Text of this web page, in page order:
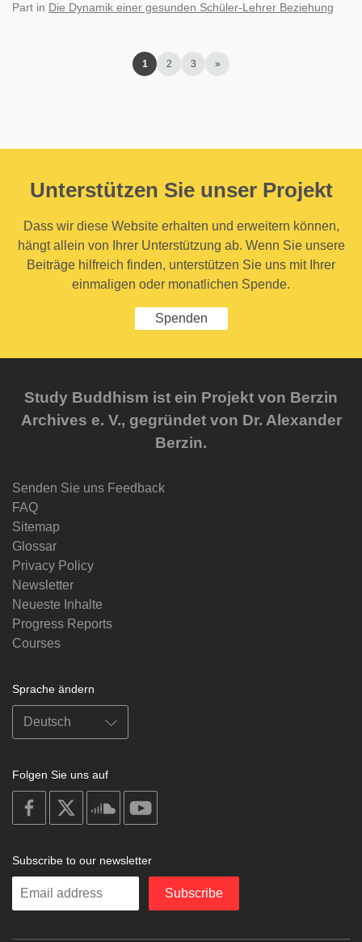
Part in Die Dynamik einer gesunden Schüler-Lehrer Beziehung
1 2 3 »
Unterstützen Sie unser Projekt
Dass wir diese Website erhalten und erweitern können,
hängt allein von Ihrer Unterstützung ab. Wenn Sie unsere
Beiträge hilfreich finden, unterstützen Sie uns mit Ihrer
einmaligen oder monatlichen Spende.
Spenden
Study Buddhism ist ein Projekt von Berzin
Archives e. V., gegründet von Dr. Alexander
Berzin.
Senden Sie uns Feedback
FAQ
Sitemap
Glossar
Privacy Policy
Newsletter
Neueste Inhalte
Progress Reports
Courses
Sprache ändern
Folgen Sie uns auf
on
facebook
soundcloud
Subscribe to our newsletter
Enter
Subscribe